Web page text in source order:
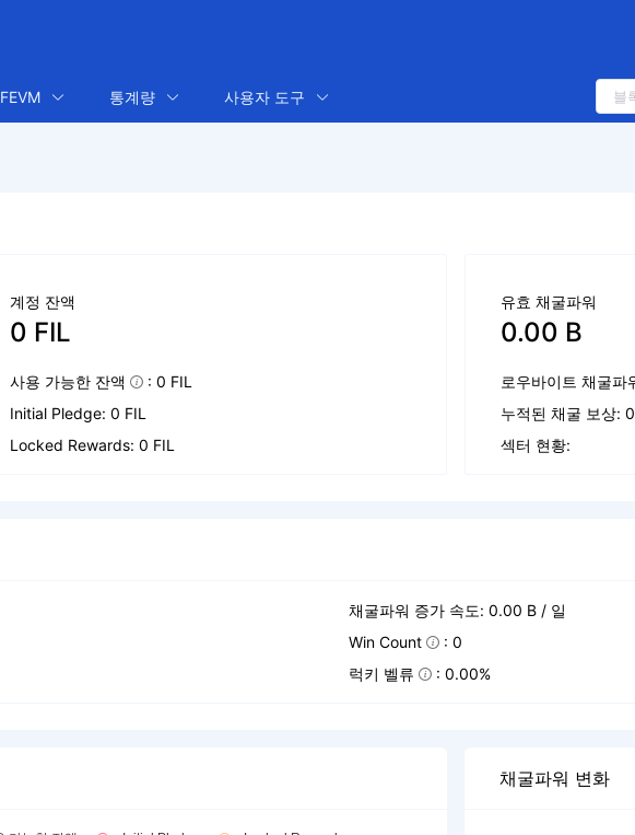
FEVM 통계량 사용자 도구
계정 잔액
0 FIL
사용 가능한 잔액
: 0 FIL
Initial Pledge: 0 FIL
Locked Rewards: 0 FIL
유효 채굴파워
0.00 B
로우바이트 채굴
누적된 채굴 보상: 0
섹터 현황:
채굴파워 증가 속도: 0.00 B / 일
Win Count : 0
럭키 벨류 : 0.00%
채굴파워 변화